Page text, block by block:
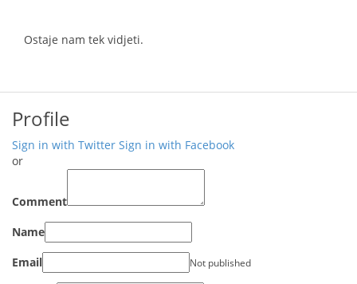
Ostaje nam tek vidjeti.
Profile
Sign in with Twitter Sign in with Facebook
or
Comment
Name
Email
Not published